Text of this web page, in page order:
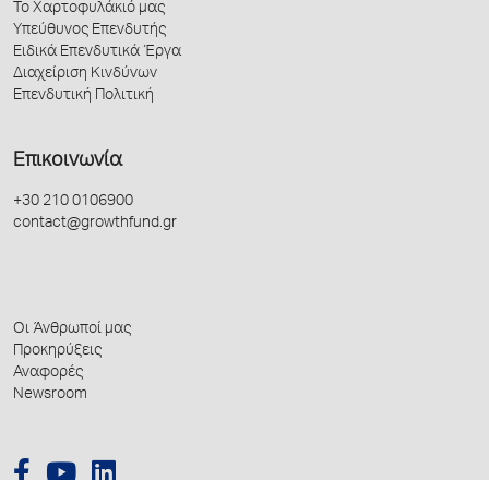
Το Χαρτοφυλάκιό μας
Υπεύθυνος Επενδυτής
Ειδικά Επενδυτικά Έργα
Διαχείριση Κινδύνων
Επενδυτική Πολιτική
Επικοινωνία
+30 210 0106900
contact@growthfund.gr
Οι Άνθρωποί μας
Προκηρύξεις
Αναφορές
Newsroom